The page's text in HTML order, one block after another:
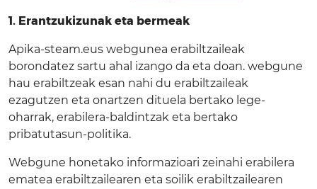
1. Erantzukizunak eta bermeak
Apika-steam.eus webgunea erabiltzaileak
borondatez sartu ahal izango da eta doan. webgune
hau erabiltzeak esan nahi du erabiltzaileak
ezagutzen eta onartzen dituela bertako lege-
oharrak, erabilera-baldintzak eta bertako
pribatutasun-politika.
Webgune honetako informazioari zeinahi erabilera
ematea erabiltzailearen eta soilik erabiltzailearen